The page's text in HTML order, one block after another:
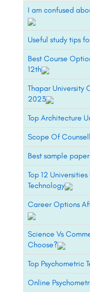
I am confused
Useful study tips
Best Course
12th
Thapar University
2023
Top Architecture
Scope Of
Best sample
Top 12
Technology
Career Options
Science Vs
Choose?
Top Psychometric
Online